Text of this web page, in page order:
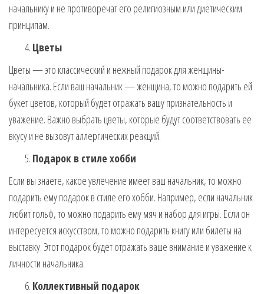
начальнику и не противоречат его религиозным или диетическим
принципам.
Цветы
Цветы — это классический и нежный подарок для женщины-
начальника. Если ваш начальник — женщина, то можно подарить ей
букет цветов, который будет отражать вашу признательность и
уважение. Важно выбрать цветы, которые будут соответствовать ее
вкусу и не вызовут аллергических реакций.
Подарок в стиле хобби
Если вы знаете, какое увлечение имеет ваш начальник, то можно
подарить ему подарок в стиле его хобби. Например, если начальник
любит гольф, то можно подарить ему мяч и набор для игры. Если он
интересуется искусством, то можно подарить книгу или билеты на
выставку. Этот подарок будет отражать ваше внимание и уважение к
личности начальника.
Коллективный подарок